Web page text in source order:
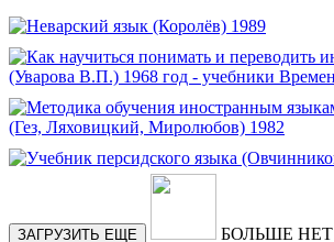
ЗАГРУЗИТЬ ЕЩЕ БОЛЬШЕ НЕТ